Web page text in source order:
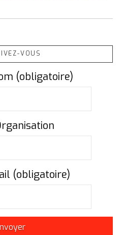
VOUS
(obligatoire)
(obligatoire)